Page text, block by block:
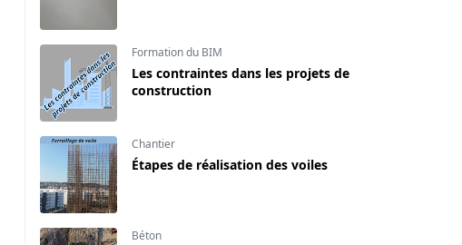
Formation du BIM
Les contraintes dans les projets de
construction
Chantier
Étapes de réalisation des voiles
Béton